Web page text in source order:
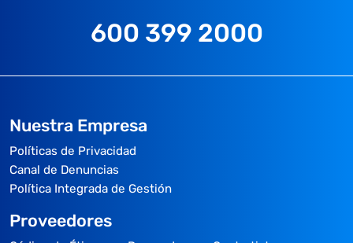
600 399 2000
Nuestra Empresa
Políticas de Privacidad
Canal de Denuncias
Política Integrada de Gestión
Proveedores